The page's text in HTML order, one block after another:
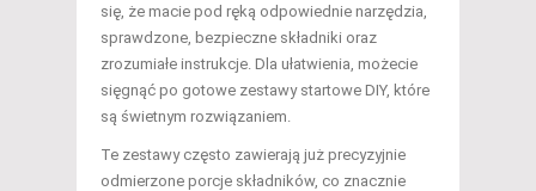
się, że macie pod ręką odpowiednie narzędzia,
sprawdzone, bezpieczne składniki oraz
zrozumiałe instrukcje. Dla ułatwienia, możecie
sięgnąć po gotowe zestawy startowe DIY, które
są świetnym rozwiązaniem.
Te zestawy często zawierają już precyzyjnie
odmierzone porcje składników, co znacznie